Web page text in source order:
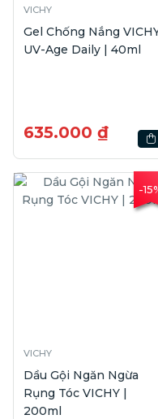
VICHY
Gel Chống Nắng
UV-Age Daily | 40ml
635.000 ₫
-
VICHY
Dầu Gội Ngăn Ngừa
Rụng Tóc VICHY |
200ml